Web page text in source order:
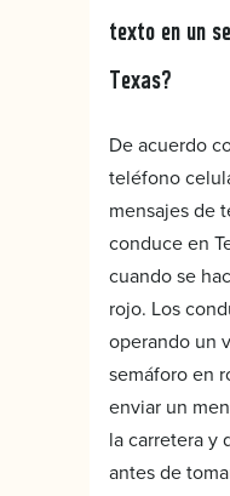
texto en un
Texas?
De acuerdo
teléfono
mensajes de
conduce en
cuando se
rojo. Los
operando un
semáforo en
enviar un
la carretera y
antes de